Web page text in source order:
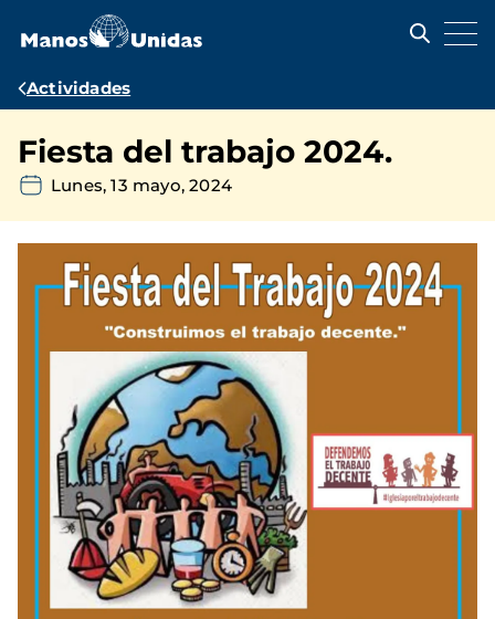
contenido
Ruta
navegación
Actividades
Fiesta del trabajo 2024.
Lunes, 13 mayo, 2024